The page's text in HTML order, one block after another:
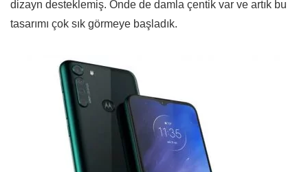
dizayn desteklemiş. Önde de damla çentik var ve artık bu
tasarımı çok sık görmeye başladık.